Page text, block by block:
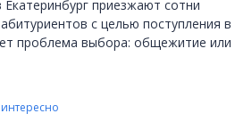
приезжают сотни
с целью поступления в
проблема выбора: общежитие или